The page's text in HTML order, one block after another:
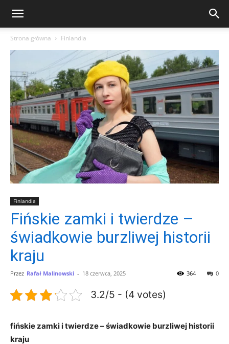
Strona główna Finlandia
Finlandia
Fińskie zamki i twierdze –
świadkowie burzliwej historii
kraju
Przez Rafał Malinowski - 18 czerwca, 2025 0
364
3.2/5 - (4 votes)
fińskie zamki i twierdze – świadkowie burzliwej historii
kraju